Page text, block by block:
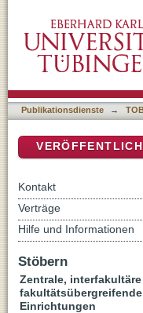
Publikationsdienste →
Kontakt
Verträge
Hilfe und Informationen
Stöbern
Zentrale,
fakultätsübergreifende
Einrichtungen